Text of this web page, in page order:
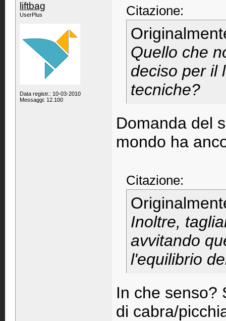
liftbag
UserPlus
Data registr.: 10-03-2010
Messaggi: 12.100
Citazione:
Quello che
deciso per il
tecniche?
Domanda del
mondo ha
Citazione:
Inoltre,
avvitando
l'equilibrio
In che senso?
di cabra/